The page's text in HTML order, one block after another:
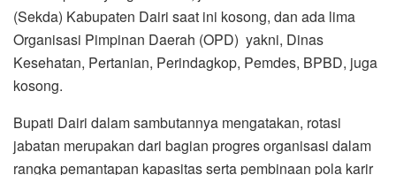
pengembangan pengawas yang secara khusus
keseluruhan dilakukan untuk kepentingan kinerja
organisasi.
Dijelaskan, dalam hal ini pemerintah Kabupaten Dairi
kinerja dengan pengawasan yang bersangkutan sekaligus
untuk pembenahan dan pemantapan organisasi dalam
rangka peningkatan penyelenggara tugas serta pelayanan